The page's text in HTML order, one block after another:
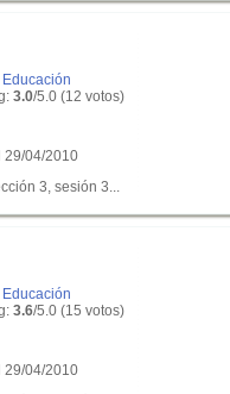
Educación
3.0/5.0 (12 votos)
29/04/2010
3, sesión 3...
Educación
3.6/5.0 (15 votos)
29/04/2010